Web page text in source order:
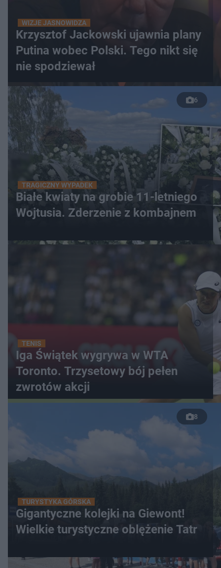
WIZJE JASNOWIDZA
Krzysztof Jackowski ujawnia plany
Putina wobec Polski. Tego nikt się
nie spodziewał
6
TRAGICZNY WYPADEK
Białe kwiaty na grobie 11-letniego
Wojtusia. Zderzenie z kombajnem
TENIS
Iga Świątek wygrywa w WTA
Toronto. Trzysetowy bój pełen
zwrotów akcji
8
TURYSTYKA GÓRSKA
Gigantyczne kolejki na Giewont!
Wielkie turystyczne oblężenie Tatr